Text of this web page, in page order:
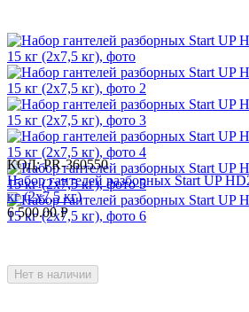
КОД: PR-360550
Набор гантелей разборных Start UP
кг (2x7,5 кг)
6 500.00 Р
Нет в наличии